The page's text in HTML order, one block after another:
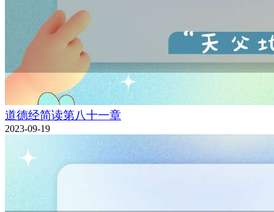
道德经简读第八十一章
2023-09-19